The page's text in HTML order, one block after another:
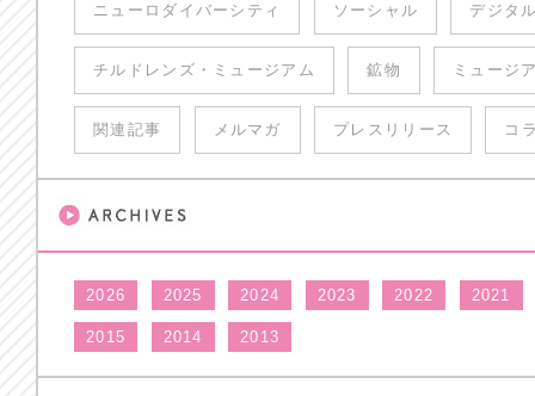
ニューロダイバーシティ ソーシャル デジタ
チルドレンズ・ミュージアム 鉱物 ミュージ
関連記事 メルマガ プレスリリース コ
2026 2025 2024 2023 2022 2021
2015 2014 2013